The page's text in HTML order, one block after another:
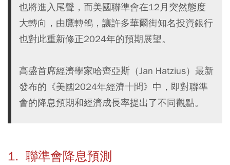
也將進入尾聲，而美國聯準會在12月突然態度
大轉向，由鷹轉鴿，讓許多華爾街知名投資銀行
也對此重新修正2024年的預期展望。
高盛首席經濟學家哈齊亞斯（Jan Hatzius）最新
發布的《美國2024年經濟十問》中，即對聯準
會的降息預期和經濟成長率提出了不同觀點。
1. 聯準會降息預測